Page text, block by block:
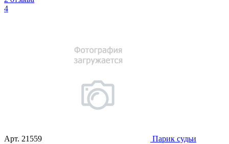
4
Арт. 21559
Парик судьи